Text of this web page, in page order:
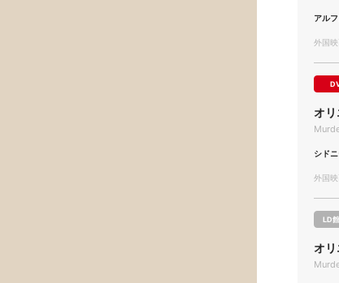
アル
外国
オ
シド
外国
LD
オ